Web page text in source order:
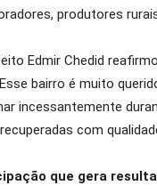
produtores
Edmir Chedid
bairro é muito
incessantemente
com
que gera